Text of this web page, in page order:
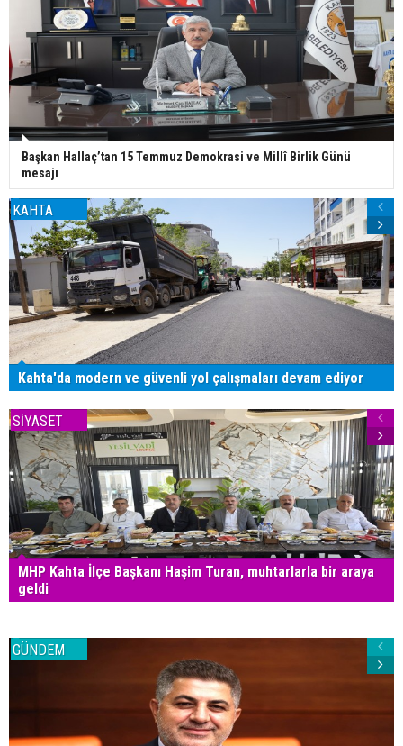
Başkan Hallaç’tan 15 Temmuz Demokrasi ve Millî Birlik Günü
mesajı
KAHTA
Kahta'da modern ve güvenli yol çalışmaları devam ediyor
SİYASET
MHP Kahta İlçe Başkanı Haşim Turan, muhtarlarla bir araya
geldi
GÜNDEM